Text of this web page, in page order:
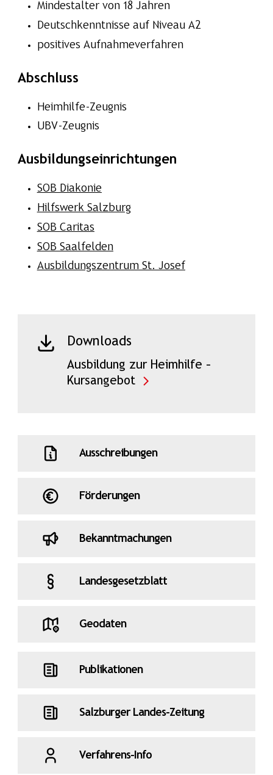
Mindestalter von 18 Jahren
Deutschkenntnisse auf Niveau A2
positives Aufnahmeverfahren
Abschluss
Heimhilfe-Zeugnis
UBV-Zeugnis
Ausbildungseinrichtungen
SOB Diakonie
Hilfswerk Salzburg
SOB Caritas
SOB Saalfelden
Ausbildungszentrum St. Josef
Downloads
Ausbildung zur Heimhilfe –
Kursangebot
Ausschreibungen
Förderungen
Bekanntmachungen
Landesgesetzblatt
Geodaten
Publikationen
Salzburger Landes-Zeitung
Verfahrens-Info